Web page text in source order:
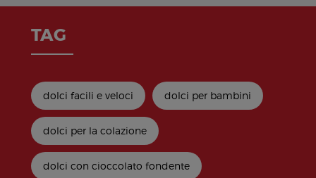
TAG
dolci facili e veloci dolci per bambini
dolci per la colazione
dolci con cioccolato fondente